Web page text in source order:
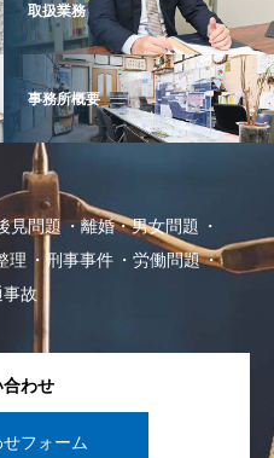
取扱業務
事務所概要
見問題
離婚・男女問題
理 刑事事件
労働問題
故
合わせ
フォーム